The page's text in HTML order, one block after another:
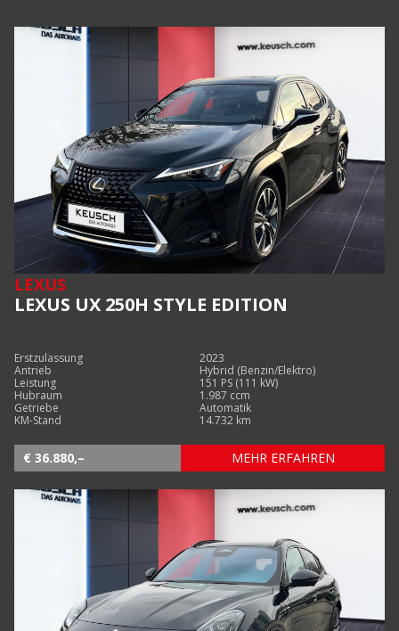
LEXUS
LEXUS UX 250H STYLE EDITION
Erstzulassung
2023
Antrieb
Hybrid (Benzin/Elektro)
Leistung
151 PS (111 kW)
Hubraum
1.987 ccm
Getriebe
Automatik
KM-Stand
14.732 km
€ 36.880,– MEHR ERFAHREN